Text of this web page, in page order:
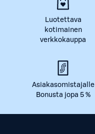
Luotettava
kotimainen
verkkokauppa
Asiakasomistajalle
Bonusta jopa 5 %